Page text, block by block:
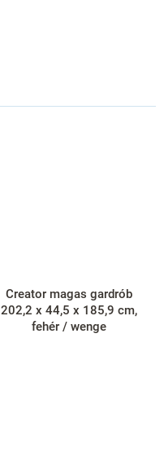
Creator magas gardrób
202,2 x 44,5 x 185,9 cm,
fehér / wenge